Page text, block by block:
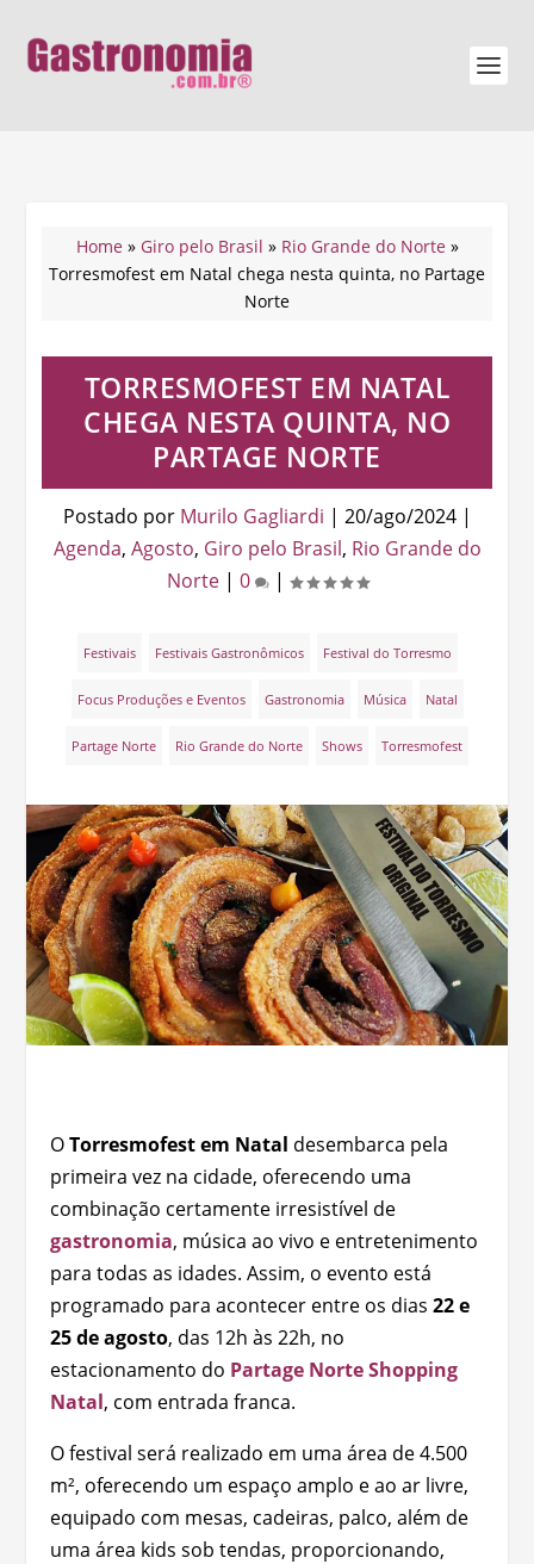
Home» Giro pelo Brasil » Rio Grande do Norte»
Torresmofest em Natal chega nesta quinta, no Partage
Norte
TORRESMOFEST EM NATAL
CHEGA NESTA QUINTA, NO
PARTAGE NORTE
Postado por Murilo Gagliardi | 20/ago/2024|
Agenda, Agosto, Giro pelo Brasil, Rio Grande do
Norte| 0 |
Festivais Festivais Gastronômicos Festival do Torresmo
Focus Produções e Eventos Gastronomia Música Natal
Partage Norte Rio Grande do Norte Shows Torresmofest
OTorresmofest em Natal desembarca pela
primeira vez na cidade, oferecendo uma
combinação certamente irresistível de
gastronomia, música ao vivo e entretenimento
para todas as idades. Assim, o evento está
programado para acontecer entre os dias22 e
25 de agosto, das 12h às 22h, no
estacionamento do Partage Norte Shopping
Natal, com entrada franca.
O festival será realizado em uma área de 4.500
m², oferecendo um espaço amplo e ao ar livre,
equipado com mesas, cadeiras, palco, além de
uma área kids sob tendas, proporcionando,